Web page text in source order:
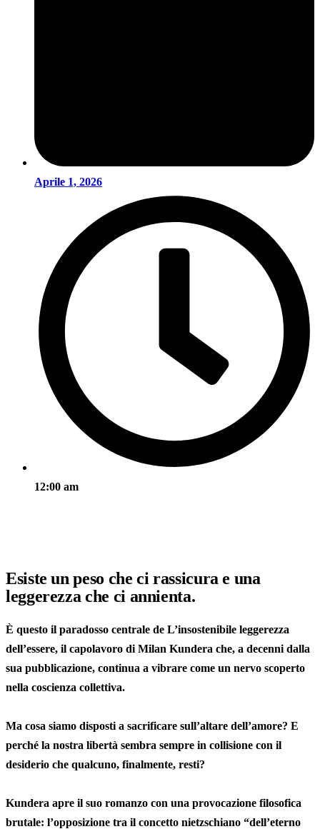
Aprile 1, 2026
12:00 am
Esiste un peso che ci rassicura e una
leggerezza che ci annienta.
È questo il paradosso centrale de L’insostenibile leggerezza
dell’essere, il capolavoro di Milan Kundera che, a decenni dalla
sua pubblicazione, continua a vibrare come un nervo scoperto
nella coscienza collettiva.
Ma cosa siamo disposti a sacrificare sull’altare dell’amore? E
perché la nostra libertà sembra sempre in collisione con il
desiderio che qualcuno, finalmente, resti?
Kundera apre il suo romanzo con una provocazione filosofica
brutale: l’opposizione tra il concetto nietzschiano “dell’eterno